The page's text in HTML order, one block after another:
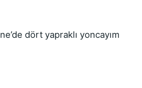
dört yapraklı yoncayım